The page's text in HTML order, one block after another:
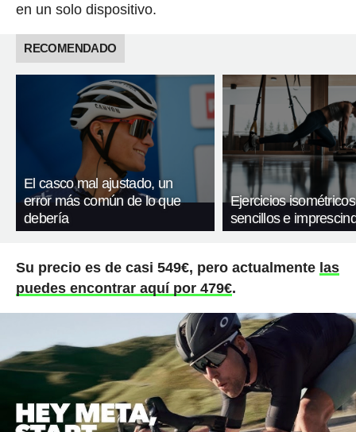
en un solo dispositivo.
RECOMENDADO
El casco mal ajustado, un
error más común de lo que
debería
Ejercicios
sencillos e
Su precio es de casi 549€, pero actualmente las
puedes encontrar aquí por 479€.